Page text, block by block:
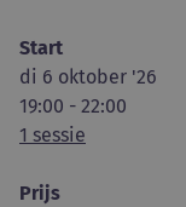
Start
di 6 oktober '26
19:00 - 22:00
1 sessie
Prijs